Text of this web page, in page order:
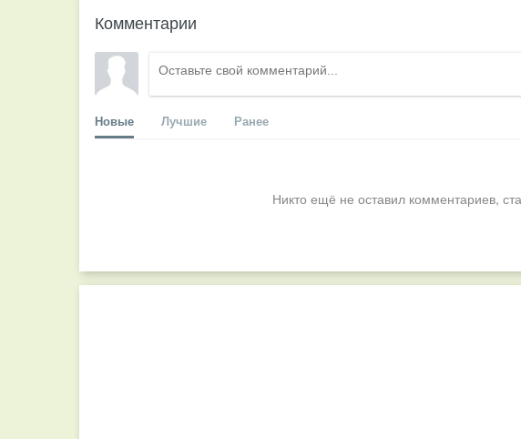
Комментарии
Новые Лучшие Ранее
Никто ещё не оставил комментариев,